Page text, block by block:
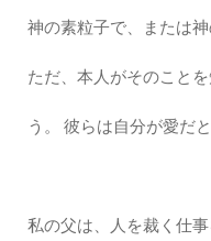
神の素粒子で、または
ただ、本人がそのこと
う。 彼らは自分が愛だ
私の父は、人を裁く仕